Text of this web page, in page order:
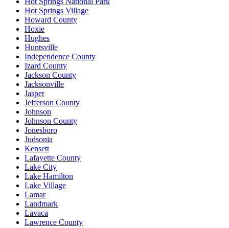
Hot Springs Village
Howard County
Hoxie
Hughes
Huntsville
Independence County
Izard County
Jackson County
Jacksonville
Jasper
Jefferson County
Johnson
Johnson County
Jonesboro
Judsonia
Kensett
Lafayette County
Lake City
Lake Hamilton
Lake Village
Lamar
Landmark
Lavaca
Lawrence County